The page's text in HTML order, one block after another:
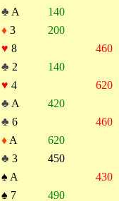
♣ A
140
♦ 3
200
♥ 8
460
♣ 2
140
♥ 4
620
♣ A
420
♣ 6
460
♦ A
620
♣ 3
450
♠ A
430
♠ 7 490